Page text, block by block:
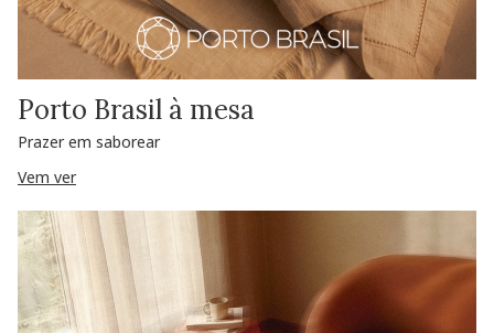
Porto Brasil à mesa
Prazer em saborear
Vem ver